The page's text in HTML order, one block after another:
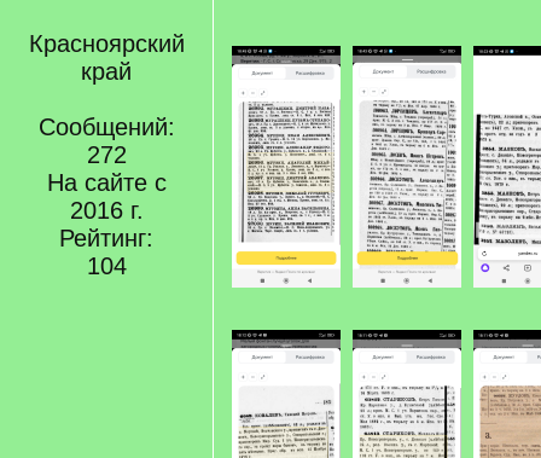
Красноярский
край
Сообщений:
272
На сайте с
2016 г.
Рейтинг:
104